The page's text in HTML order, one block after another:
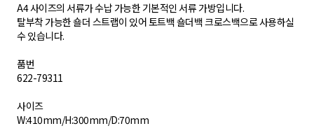
A4 사이즈의 서류가 수납 가능한 기본적인 서류 가방입니다.
탈부착 가능한 숄더 스트랩이 있어 토트백 숄더백 크로스백으로 사용하실
수 있습니다.
품번
622-79311
사이즈
W:410mm/H:300mm/D:70mm